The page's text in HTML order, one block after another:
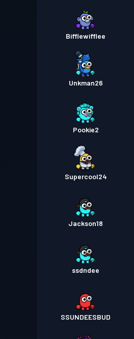
Bifflewifflee
Unkman26
Pookie2
Supercool24
Jackson18
ssdndee
SSUNDEESBUD